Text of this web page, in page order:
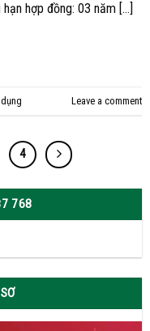
hợp đồng: 03 năm […]
Leave a comment
4
768